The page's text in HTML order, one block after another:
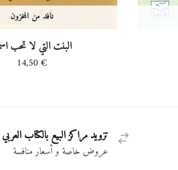
نافد من المخزون
البنت التي لا تحب
14,50€
تزويد مراكز البيع بالكتاب العربي
عروض خاصة و أسعار منافسة